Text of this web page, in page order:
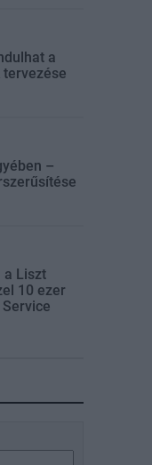
a
–
a Liszt
10 ezer